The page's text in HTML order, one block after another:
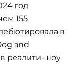
год
155
в
and
в реалити-шоу